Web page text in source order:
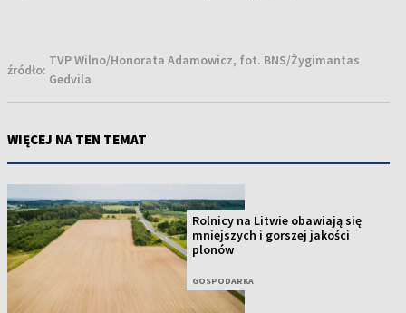
źródło:
TVP Wilno/Honorata Adamowicz, fot. BNS/Žygimantas
Gedvila
WIĘCEJ NA TEN TEMAT
Rolnicy na Litwie obawiają się
mniejszych i gorszej jakości
plonów
GOSPODARKA